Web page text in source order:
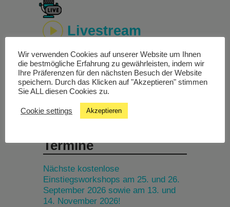
Livestream
Studiochat
Songfinder
Termine
Nächste kostenlose
Einstiegsworkshops am 25. und 26.
September 2026 sowie am 13. und
14. November 2026!
Wir verwenden Cookies auf unserer Website um Ihnen
die bestmögliche Erfahrung zu gewährleisten, indem wir
Ihre Präferenzen für den nächsten Besuch der Website
speichern. Durch das Klicken auf "Akzeptieren" stimmen
Sie ALL diesen Cookies zu.
Cookie settings Akzeptieren